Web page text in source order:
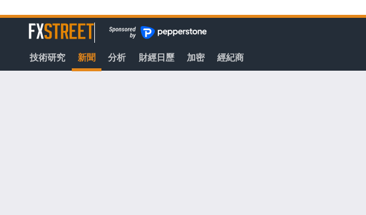
至
容
FXStreet
技術研究 新聞 分析 財經日歷 加密 經紀商